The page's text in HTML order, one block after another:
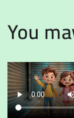
You